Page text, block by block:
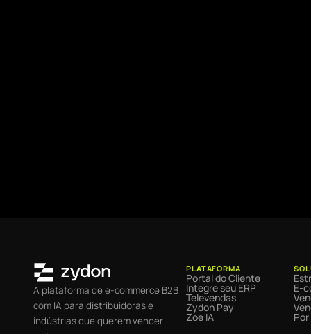
A plataforma de e-commerce B2B
com IA para distribuidoras e
indústrias que querem vender
PLATAFORMA
Portal do Cliente
Integre seu ERP
Televendas
Zydon Pay
Zoe IA
E-